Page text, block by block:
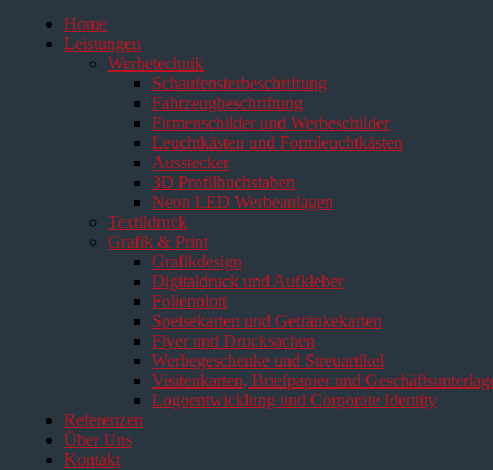
Home
Leistungen
Werbetechnik
Schaufensterbeschriftung
Fahrzeugbeschriftung
Firmenschilder und Werbeschilder
Leuchtkästen und Formleuchtkästen
Ausstecker
3D Profilbuchstaben
Neon LED Werbeanlagen
Textildruck
Grafik & Print
Grafikdesign
Digitaldruck und Aufkleber
Folienplott
Speisekarten und Getränkekarten
Flyer und Drucksachen
Werbegeschenke und Streuartikel
Visitenkarten, Briefpapier und
Logoentwicklung und Corporate Identity
Referenzen
Über Uns
Kontakt